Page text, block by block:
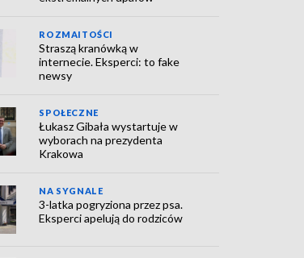
ROZMAITOŚCI
Straszą kranówką w
internecie. Eksperci: to fake
newsy
SPOŁECZNE
Łukasz Gibała wystartuje w
wyborach na prezydenta
Krakowa
NA SYGNALE
3-latka pogryziona przez psa.
Eksperci apelują do rodziców